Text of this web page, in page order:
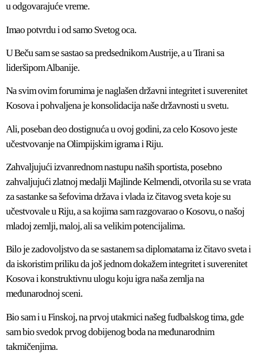
u odgovarajuće vreme.
Imao potvrdu i od samo Svetog oca.
U Beču sam se sastao sa predsednikom Austrije, a u Tirani sa
lideršipom Albanije.
Na svim ovim forumima je naglašen državni integritet i suverenitet
Kosova i pohvaljena je konsolidacija naše državnosti u svetu.
Ali, poseban deo dostignuća u ovoj godini, za celo Kosovo jeste
učestvovanje na Olimpijskim igrama i Riju.
Zahvaljujući izvanrednom nastupu naših sportista, posebno
zahvaljujući zlatnoj medalji Majlinde Kelmendi, otvorila su se vrata
za sastanke sa šefovima država i vlada iz čitavog sveta koje su
učestvovale u Riju, a sa kojima sam razgovarao o Kosovu, o našoj
mladoj zemlji, maloj, ali sa velikim potencijalima.
Bilo je zadovoljstvo da se sastanem sa diplomatama iz čitavo sveta i
da iskoristim priliku da još jednom dokažem integritet i suverenitet
Kosova i konstruktivnu ulogu koju igra naša zemlja na
međunarodnoj sceni.
Bio sam i u Finskoj, na prvoj utakmici našeg fudbalskog tima, gde
sam bio svedok prvog dobijenog boda na međunarodnim
takmičenjima.